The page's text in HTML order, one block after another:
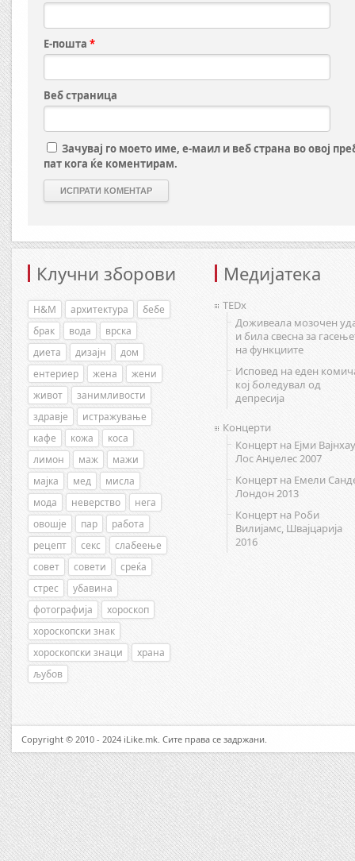
Е-пошта *
Веб страница
Зачувај го моето име, е-маил и веб страна во овој
пат кога ќе коментирам.
Клучни зборови
H&M архитектура
бебе
брак
вода
врска
диета
дизајн
дом
ентериер
жена
жени
живот
занимливости
здравје
истражување
кафе
кожа
коса
лимон
маж
мажи
мајка
мед
мисла
мода
неверство
нега
овошје
пар
работа
рецепт
секс
слабеење
совет
совети
среќа
стрес
убавина
фотографија
хороскоп
хороскопски знак
хороскопски знаци
храна
љубов
Медијатека
TEDx
Доживеала мозочен
и била свесна за
на функциите
Исповед на еден
кој боледувал од
депресија
Концерти
Концерт на Ејми
Лос Анџелес 2007
Концерт на Емели
Лондон 2013
Концерт на Роби
Вилијамс, Швајцарија
2016
Copyright © 2010 - 2024 iLike.mk. Сите права се задржани.